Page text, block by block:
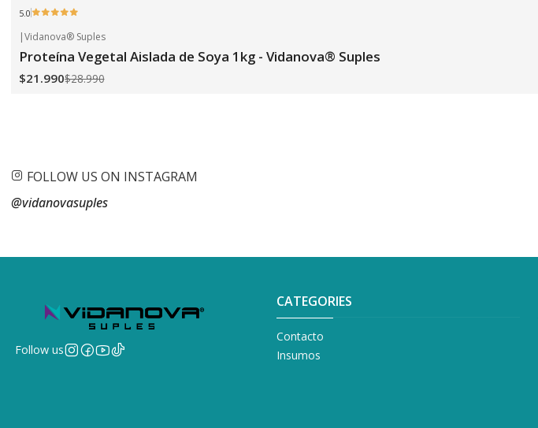
5.0
-24% OFF
|Vidanova® Suples
Proteína Vegetal Aislada de Soya 1kg - Vidanova® Suples
$21.990$28.990
FOLLOW US ON INSTAGRAM
@vidanovasuples
Follow us
CATEGORIES
Contacto
Insumos